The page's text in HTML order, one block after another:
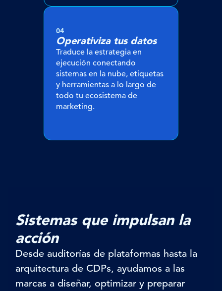
04
Operativiza tus datos
Traduce la estrategia en
ejecución conectando
sistemas en la nube, etiquetas
y herramientas a lo largo de
todo tu ecosistema de
marketing.
Sistemas que impulsan la
acción
Desde auditorías de plataformas hasta la
arquitectura de CDPs, ayudamos a las
marcas a diseñar, optimizar y preparar